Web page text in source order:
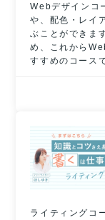
Webデザインコ
や、配色・レイ
ぶことができま
め、これから
すすめのコース
ライティングコ